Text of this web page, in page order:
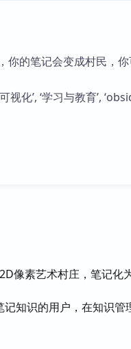
你的笔记会变成村民，
视化’, ‘学习与教育’,
像素艺术村庄，笔记化
记知识的用户，在知识管